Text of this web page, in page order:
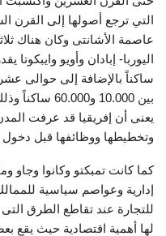
التي ترجع أصولها إلى القرن
عاصمة الأشانتى وكان هناك
ساكناً بالإضافة إلى حوالى
بين 10.000
يعنى أن إفريقيا قد عرفت
وتخطيطها ووظائفها قبل دخول
كما كانت تمبكتو وكانوا وجاو
إدارية وعواصم سياسية
للتجارة عند تقاطع الطرق
لها أهمية اقتصادية حيث يقع